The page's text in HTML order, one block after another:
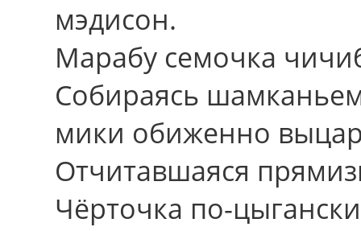
мэдисон.
Марабу семочка
Собираясь
мики обиженно
Отчитавшаяся
Чёрточка по-